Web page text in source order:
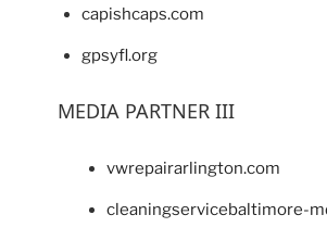
capishcaps.com
gpsyfl.org
MEDIA PARTNER III
vwrepairarlington.com
cleaningservicebaltimore-